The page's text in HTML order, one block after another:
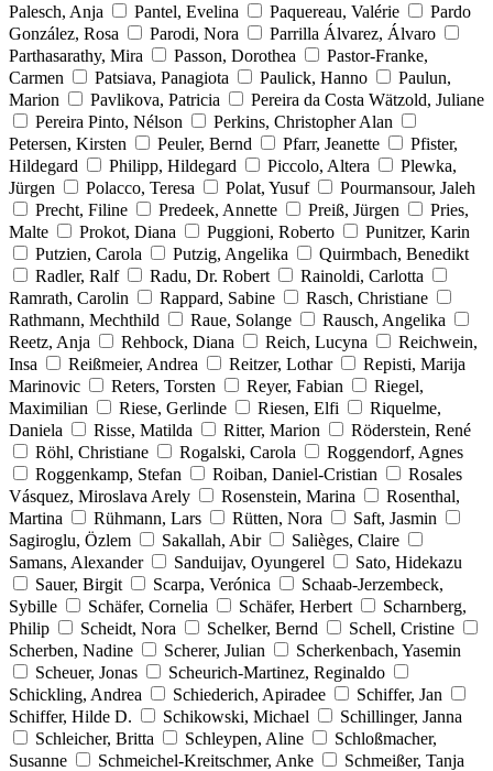
Palesch, Anja
Pantel, Evelina Paquereau, Valérie
Pardo
González, Rosa
Parodi, Nora
Parrilla Álvarez, Álvaro
Parthasarathy, Mira
Passon, Dorothea
Pastor-Franke,
Carmen
Patsiava, Panagiota Paulick, Hanno
Paulun,
Marion
Pavlikova, Patricia
Pereira da Costa Wätzold, Juliane
Pereira Pinto, Nélson
Perkins, Christopher Alan
Petersen, Kirsten
Peuler, Bernd Pfarr, Jeanette
Pfister,
Hildegard
Philipp, Hildegard Piccolo, Altera
Plewka,
Jürgen
Polacco, Teresa Polat, Yusuf
Pourmansour, Jaleh
Precht, Filine
Predeek, Annette Preiß, Jürgen
Pries,
Malte
Prokot, Diana Puggioni, Roberto
Punitzer, Karin
Putzien, Carola
Putzig, Angelika
Quirmbach, Benedikt
Radler, Ralf
Radu, Dr. Robert
Rainoldi, Carlotta
Ramrath, Carolin
Rappard, Sabine
Rasch, Christiane
Rathmann, Mechthild
Raue, Solange
Rausch, Angelika
Reetz, Anja
Rehbock, Diana Reich, Lucyna
Reichwein,
Insa
Reißmeier, Andrea Reitzer, Lothar
Repisti, Marija
Marinovic
Reters, Torsten Reyer, Fabian
Riegel,
Maximilian
Riese, Gerlinde Riesen, Elfi
Riquelme,
Daniela
Risse, Matilda Ritter, Marion
Röderstein, René
Röhl, Christiane
Rogalski, Carola
Roggendorf, Agnes
Roggenkamp, Stefan
Roiban, Daniel-Cristian
Rosales
Vásquez, Miroslava Arely
Rosenstein, Marina
Rosenthal,
Martina
Rühmann, Lars Rütten, Nora
Saft, Jasmin
Sagiroglu, Özlem
Sakallah, Abir
Salièges, Claire
Samans, Alexander
Sanduijav, Oyungerel
Sato, Hidekazu
Sauer, Birgit
Scarpa, Verónica
Schaab-Jerzembeck,
Sybille
Schäfer, Cornelia Schäfer, Herbert
Scharnberg,
Philip
Scheidt, Nora Schelker, Bernd
Schell, Cristine
Scherben, Nadine
Scherer, Julian
Scherkenbach, Yasemin
Scheuer, Jonas
Scheurich-Martinez, Reginaldo
Schickling, Andrea
Schiederich, Apiradee
Schiffer, Jan
Schiffer, Hilde D.
Schikowski, Michael
Schillinger, Janna
Schleicher, Britta
Schleypen, Aline
Schloßmacher,
Susanne
Schmeichel-Kreitschmer, Anke
Schmeißer, Tanja